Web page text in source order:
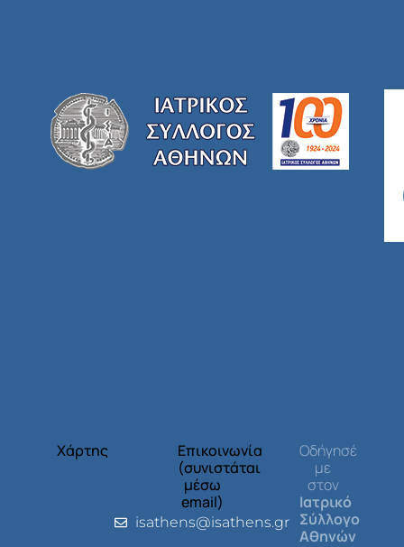
Χάρτης
Επικοινωνία
(συνιστάται
μέσω
email)
isathens@isathens.gr
Οδήγησέ
με
στον
Ιατρικό
Σύλλογο
Αθηνών